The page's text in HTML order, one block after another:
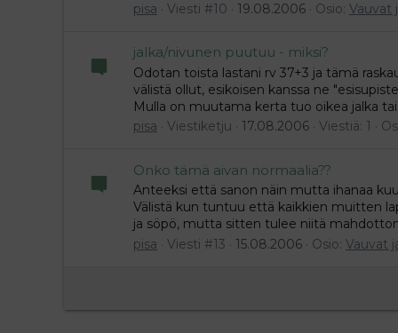
pisa
Viesti #10 19.08.2006 Osio: Vauvat
jalka/nivunen puutuu - miksi?
Odotan toista lastani rv 37+3 ja tämä
välistä ollut, esikoisen kanssa ne
Mulla on muutama kerta tuo oikea jalka
pisa
Viestiketju 17.08.2006 Viestiä: 1
Onko tämä aivan normaalia??
Anteeksi että sanon näin mutta ihanaa
Välistä kun tuntuu että kaikkien muitten
ja söpö, mutta sitten tulee niitä
pisa
Viesti #13 15.08.2006 Osio: Vauvat